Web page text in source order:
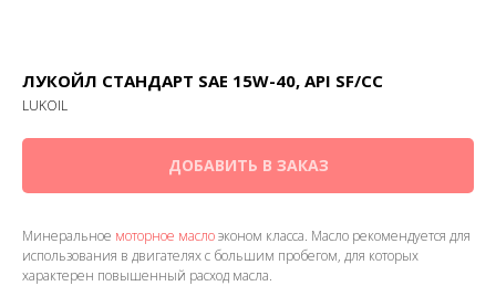
ЛУКОЙЛ СТАНДАРТ SAE 15W-40, API SF/CC
LUKOIL
ДОБАВИТЬ В ЗАКАЗ
Минеральное моторное маслоэконом класса. Масло рекомендуется для
использования в двигателях с большим пробегом, для которых
характерен повышенный расход масла.